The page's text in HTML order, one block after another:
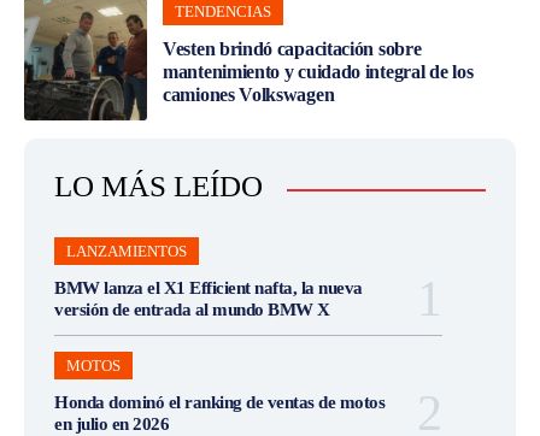
TENDENCIAS
Vesten brindó capacitación sobre
mantenimiento y cuidado integral de los
camiones Volkswagen
LO MÁS LEÍDO
LANZAMIENTOS
BMW lanza el X1 Efficient nafta, la nueva
versión de entrada al mundo BMW X
MOTOS
Honda dominó el ranking de ventas de motos
en julio en 2026